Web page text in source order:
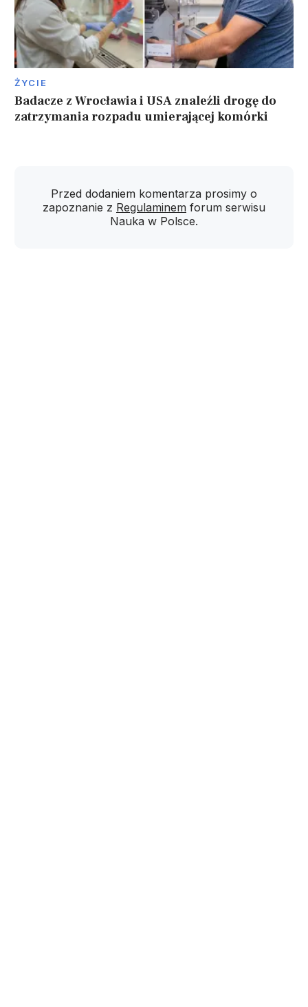
ŻYCIE
Badacze z Wrocławia i USA znaleźli drogę do
zatrzymania rozpadu umierającej komórki
Przed dodaniem komentarza prosimy o
zapoznanie z Regulaminem forum serwisu
Nauka w Polsce.